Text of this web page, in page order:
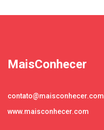
MaisConhecer
contato@maisconhecer.com
www.maisconhecer.com